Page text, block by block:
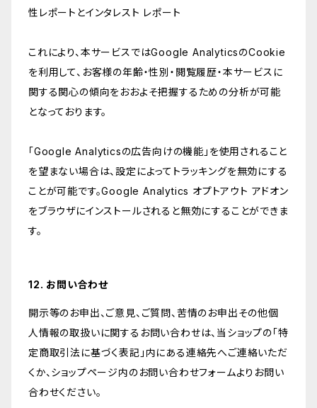
性レポートとインタレスト レポート
これにより、本サービスではGoogle AnalyticsのCookie
を利用して、お客様の年齢・性別・閲覧履歴・本サービスに
関する関心の傾向をおおよそ把握するための分析が可能
となっております。
「Google Analyticsの広告向けの機能」を使用されること
を望まない場合は、設定によってトラッキングを無効にする
ことが可能です。Google Analytics オプトアウト アドオン
をブラウザにインストールされると無効にすることができま
す。
12. お問い合わせ
開示等のお申出、ご意見、ご質問、苦情のお申出その他個
人情報の取扱いに関するお問い合わせは、当ショップの「特
定商取引法に基づく表記」内にある連絡先へご連絡いただ
くか、ショップページ内のお問い合わせフォームよりお問い
合わせください。